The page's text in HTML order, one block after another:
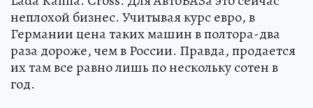
неплохой бизнес. Учитывая курс евро, в
Германии цена таких машин в полтора-два
раза дороже, чем в России. Правда, продается
их там все равно лишь по нескольку сотен в
год.